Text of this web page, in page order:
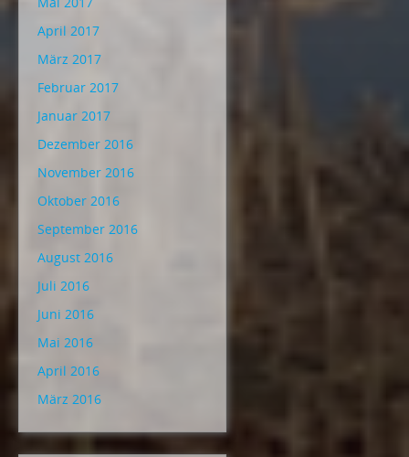
April 2017
März 2017
Februar 2017
Januar 2017
Dezember 2016
November 2016
Oktober 2016
September 2016
August 2016
Juli 2016
Juni 2016
Mai 2016
April 2016
März 2016